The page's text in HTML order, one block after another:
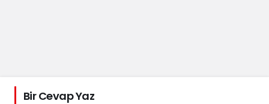
Bir Cevap Yaz